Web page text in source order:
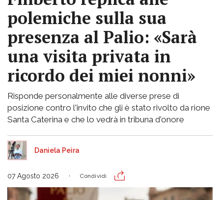
polemiche sulla sua
presenza al Palio: «Sarà
una visita privata in
ricordo dei miei nonni»
Risponde personalmente alle diverse prese di
posizione contro l'invito che gli è stato rivolto da rione
Santa Caterina e che lo vedrà in tribuna d'onore
Daniela Peira
07 Agosto 2026 Condividi